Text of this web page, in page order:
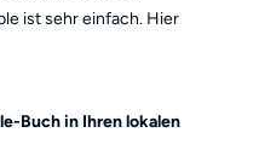
ist sehr einfach. Hier
Buch in Ihren lokalen